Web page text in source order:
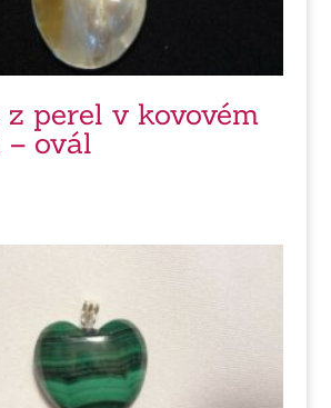
perel v kovovém
– ovál